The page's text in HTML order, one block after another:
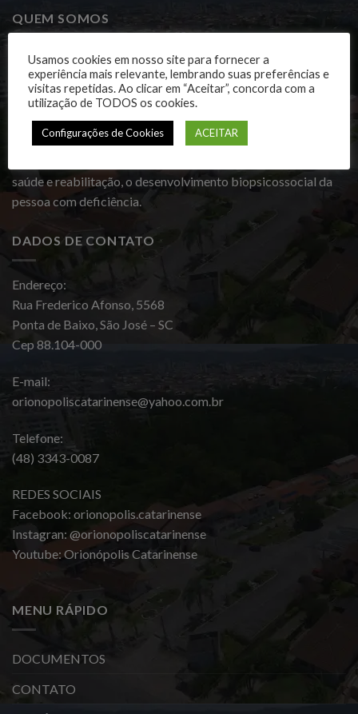
QUEM SOMOS
A Orionópolis Catarinense é uma entidade de Assistência
Social sem fins lucrativos que presta Serviço de Proteção
Social Especial de Alta Complexidade. Atualmente, acolhe
adolescentes, adultos e idosos com deficiências físicas e
mentais, de todas as idades, que possuem vínculos familiares
saúde e reabilitação, o desenvolvimento biopsicossocial da
pessoa com deficiência.
DADOS DE CONTATO
Endereço:
Rua Frederico Afonso, 5568
Ponta de Baixo, São José – SC
Cep 88.104-000
E-mail:
orionopoliscatarinense@yahoo.com.br
Telefone:
(48) 3343-0087
REDES SOCIAIS
Facebook: orionopolis.catarinense
Instagran: @orionopoliscatarinense
Youtube: Orionópolis Catarinense
MENU RÁPIDO
DOCUMENTOS
CONTATO
Usamos cookies em nosso site para fornecer a
experiência mais relevante, lembrando suas preferências e
visitas repetidas. Ao clicar em “Aceitar”, concorda com a
utilização de TODOS os cookies.
Configurações de Cookies ACEITAR